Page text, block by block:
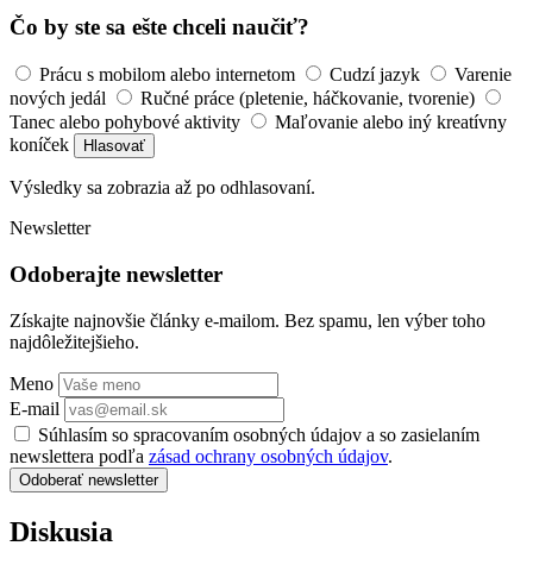
Čo by ste sa ešte chceli naučiť?
Prácu s mobilom alebo internetom Cudzí jazyk
Varenie
nových jedál
Ručné práce (pletenie, háčkovanie, tvorenie)
Tanec alebo pohybové aktivity
Maľovanie alebo iný kreatívny
koníček
Hlasovať
Výsledky sa zobrazia až po odhlasovaní.
Newsletter
Odoberajte newsletter
Získajte najnovšie články e-mailom. Bez spamu, len výber toho
najdôležitejšieho.
Meno
E-mail
Súhlasím so spracovaním osobných údajov a so zasielaním
newslettera podľa zásad ochrany osobných údajov.
Odoberať newsletter
Diskusia